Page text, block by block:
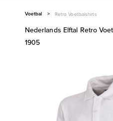
Voetbal > Retro Voetbalshirts
Nederlands Elftal Retro
1905